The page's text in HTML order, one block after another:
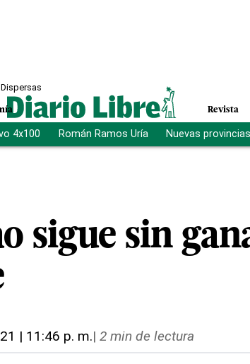
Revista
4x100 Román Ramos Uría Nuevas provincias
sigue sin
| 11:46 p. m.| 2 min de lectura